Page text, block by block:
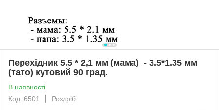
Перехідник 5.5 * 2,1 мм (мама) - 3.5*1.35 мм
(тато) кутовий 90 град.
В наявності
Код: 6501
Роздріб